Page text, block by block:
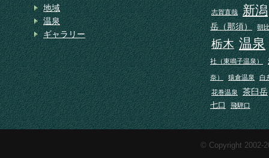
地域
温泉
ギャラリー
志賀直哉 新潟
岳（那須） 朝
栃木 温泉
社（東鳴子温泉）
奈） 猿倉温泉 白
花巻温泉 茶臼岳
七口 飛騨口
© Copyright 2002-